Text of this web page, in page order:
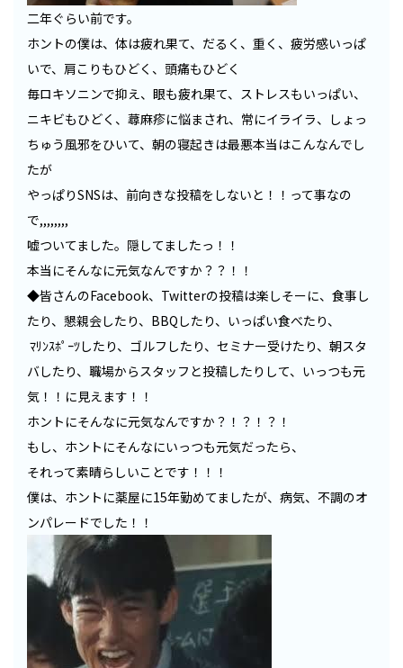
二年ぐらい前です。
ホントの僕は、体は疲れ果て、だるく、重く、疲労感いっぱ
いで、肩こりもひどく、頭痛もひどく
毎ロキソニンで抑え、眼も疲れ果て、ストレスもいっぱい、
ニキビもひどく、蕁麻疹に悩まされ、常にイライラ、しょっ
ちゅう風邪をひいて、朝の寝起きは最悪本当はこんなんでし
たが
やっぱりSNSは、前向きな投稿をしないと！！って事なの
で,,,,,,,,
嘘ついてました。隠してましたっ！！
本当にそんなに元気なんですか？？！！
◆皆さんのFacebook、Twitterの投稿は楽しそーに、食事し
たり、懇親会したり、BBQしたり、いっぱい食べたり、
ﾏﾘﾝｽﾎﾟｰﾂしたり、ゴルフしたり、セミナー受けたり、朝スタ
バしたり、職場からスタッフと投稿したりして、いっつも元
気！！に見えます！！
ホントにそんなに元気なんですか？！？！？！
もし、ホントにそんなにいっつも元気だったら、
それって素晴らしいことです！！！
僕は、ホントに薬屋に15年勤めてましたが、病気、不調のオ
ンパレードでした！！